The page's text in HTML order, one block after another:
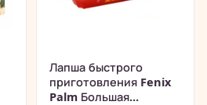
Лапша быстрого
приготовления Fenix
Palm Большая...